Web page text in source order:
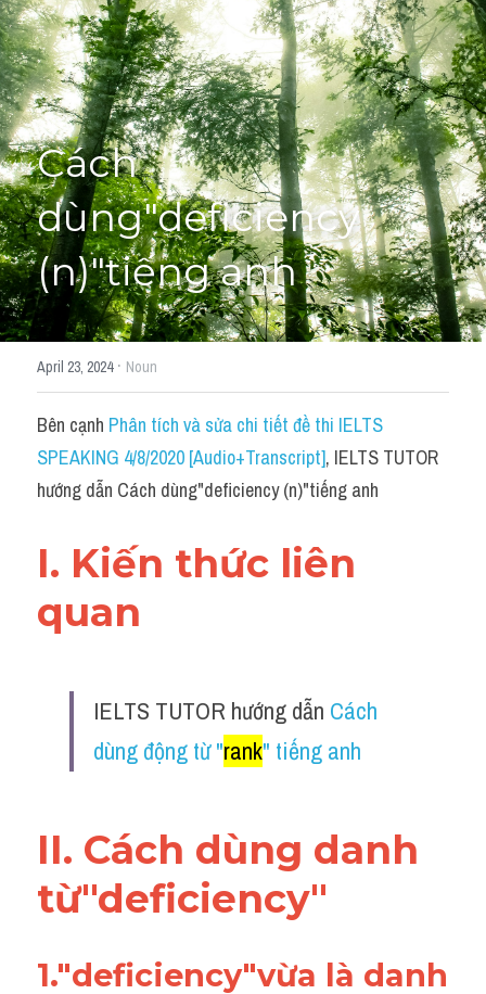
Học thử →
Cách
dùng"deficiency
(n)"tiếng anh
April 23, 2024· Noun
Bên cạnh Phân tích và sửa chi tiết đề thi IELTS
SPEAKING 4/8/2020 [Audio+Transcript], IELTS TUTOR
hướng dẫn Cách dùng"deficiency (n)"tiếng anh
I. Kiến thức liên
quan
IELTS TUTOR hướng dẫn Cách
dùng động từ "rank" tiếng anh
II. Cách dùng danh
từ"deficiency"
1."deficiency"vừa là danh